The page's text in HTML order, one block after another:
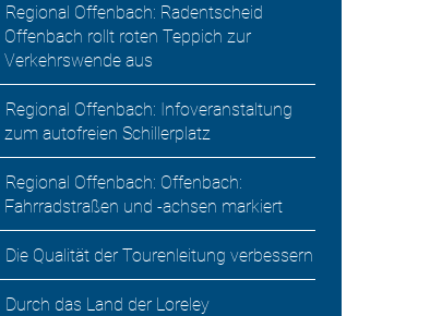
Regional Offenbach: Radentscheid
Offenbach rollt roten Teppich zur
Verkehrswende aus
Regional Offenbach: Infoveranstaltung
zum autofreien Schillerplatz
Regional Offenbach: Offenbach:
Fahrradstraßen und -achsen markiert
Die Qualität der Tourenleitung verbessern
Durch das Land der Loreley